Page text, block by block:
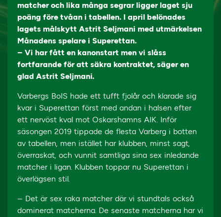
matcher och lika många segrar ligger laget sju
poäng före tvåan i tabellen. I april belönades
lagets målskytt Astrit Seljmani med utmärkelsen
Månadens spelare i Superettan.
– Vi har fått en kanonstart men vi slåss
fortfarande för att säkra kontraktet, säger en
glad Astrit Seljmani.
Varbergs BoIS hade ett tufft fjolår och klarade sig
kvar i Superettan först med andan i halsen efter
ett nervöst kval mot Oskarshamns AIK. Inför
säsongen 2019 tippade de flesta Varberg i botten
av tabellen, men istället har klubben, minst sagt,
överraskat, och vunnit samtliga sina sex inledande
matcher i ligan. Klubben toppar nu Superettan i
överlägsen stil.
– Det är sex raka matcher där vi stundtals också
dominerat matcherna. De senaste matcherna har vi